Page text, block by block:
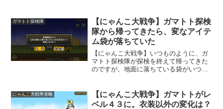
速、超激レア用のキャッツアイを拾って
きてくれました。なんと...
ガマトト探検隊
【にゃんこ大戦争】ガマトト探検
隊から帰ってきたら、変なアイテ
ム袋が落ちていた
【にゃんこ大戦争】いつものように、ガ
マトト探検隊が探検を終えて帰ってきた
のですが、地面に落ちている袋がいつも
ね。見た目は、何か良い物が入っていそ
うだけど、罠っぽさもありますね。
にゃんこ大戦争攻略
【にゃんこ大戦争】ガマトトがレ
ベル４３に。衣装以外の変化は？